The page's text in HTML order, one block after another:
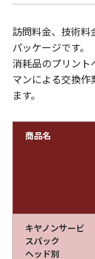
訪問料金、技術
パッケージです。
消耗品のプリン
マンによる交換作
ます。
商品名
キヤノンサービ
スパック
ヘッド別